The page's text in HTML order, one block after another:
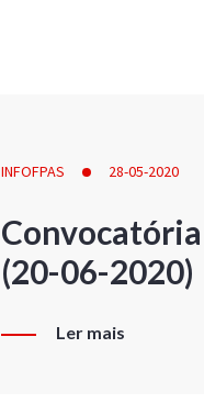
INFOFPAS 28-05-2020
(20-06-2020)
Ler mais